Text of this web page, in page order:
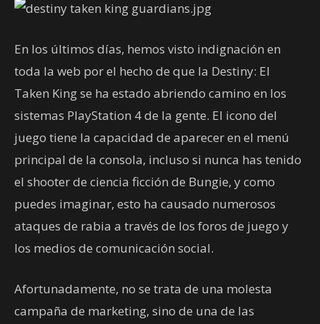
En los últimos días, hemos visto indignación en
toda la web por el hecho de que la Destiny: El
Taken King se ha estado abriendo camino en los
sistemas PlayStation 4 de la gente. El icono del
juego tiene la capacidad de aparecer en el menú
principal de la consola, incluso si nunca has tenido
el shooter de ciencia ficción de Bungie, y como
puedes imaginar, esto ha causado numerosos
ataques de rabia a través de los foros de juego y
los medios de comunicación social.
Afortunadamente, no se trata de una molesta
campaña de marketing, sino de una de las